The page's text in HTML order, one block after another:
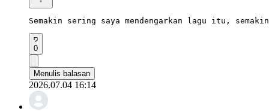
Semakin sering saya mendengarkan lagu itu,
0
Menulis balasan
2026.07.04 16:14